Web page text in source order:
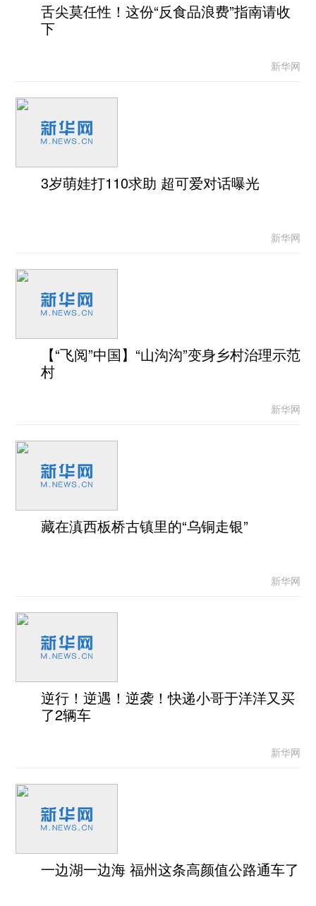
舌尖莫任性！这份“反食品浪费”指南请收
下
新华网
3岁萌娃打110求助 超可爱对话曝光
新华网
【“飞阅”中国】“山沟沟”变身乡村治理示范
村
新华网
藏在滇西板桥古镇里的“乌铜走银”
新华网
逆行！逆遇！逆袭！快递小哥于洋洋又买
了2辆车
新华网
一边湖一边海 福州这条高颜值公路通车了